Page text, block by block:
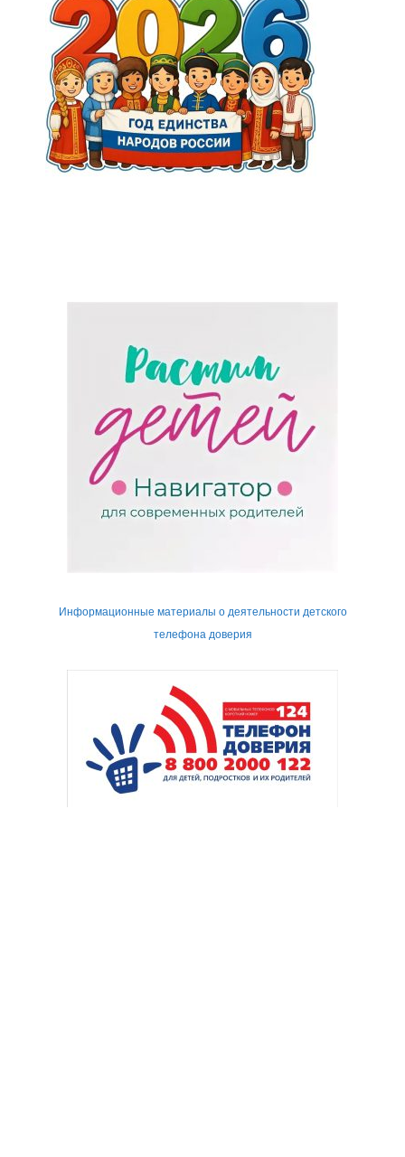
Информационные материалы о деятельности детского
телефона доверия